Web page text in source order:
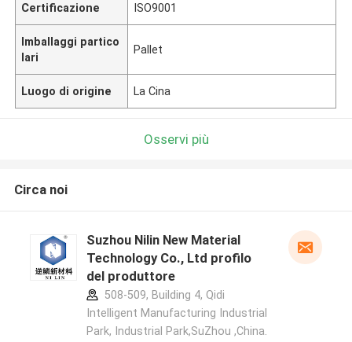
Certificazione ISO9001
Imballaggi partico
lari
Pallet
Luogo di origine La Cina
Osservi più
Circa noi
Suzhou Nilin New Material
Technology Co., Ltd profilo
del produttore
508-509, Building 4, Qidi
Intelligent Manufacturing Industrial
Park, Industrial Park,SuZhou ,China.